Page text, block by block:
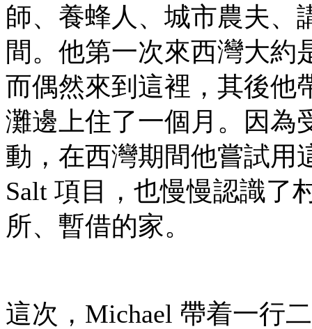
師、養蜂人、城市農夫、
間。他第一次來西灣大約
而偶然來到這裡，其後他
灘邊上住了一個月。因為
動，在西灣期間他嘗試用
Salt 項目，也慢慢認識了
所、暫借的家。
這次，Michael 帶着一行